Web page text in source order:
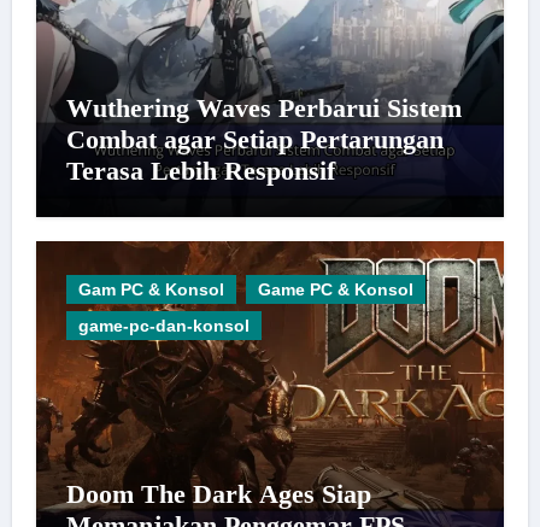
Wuthering Waves Perbarui Sistem
Combat agar Setiap Pertarungan
Terasa Lebih Responsif
Gam PC & Konsol
Game PC & Konsol
game-pc-dan-konsol
Doom The Dark Ages Siap